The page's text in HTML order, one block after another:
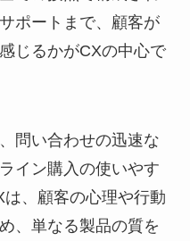
ポートまで、顧客が
じるかがCXの中心で
問い合わせの迅速な
イン購入の使いやす
、顧客の心理や行動
、単なる製品の質を